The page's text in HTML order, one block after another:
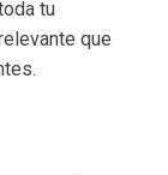
tu
que